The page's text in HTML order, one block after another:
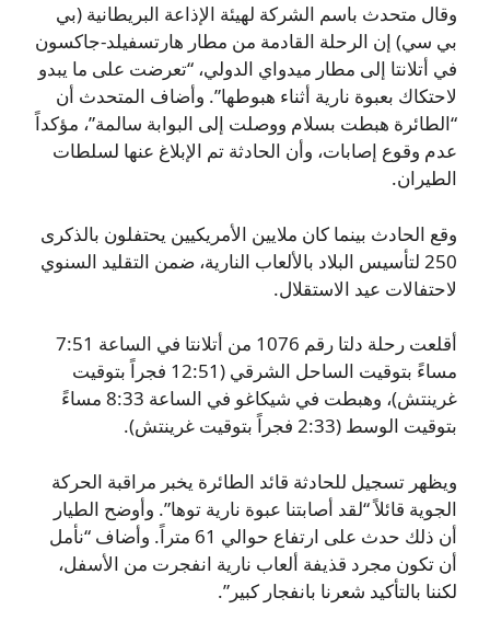
وقال متحدث باسم الشركة لهيئة الإذاعة البريطانية (بي
بي سي) إن الرحلة القادمة من مطار هارتسفيلد-جاكسون
في أتلانتا إلى مطار ميدواي الدولي، “تعرضت على ما يبدو
لاحتكاك بعبوة نارية أثناء هبوطها”. وأضاف المتحدث أن
“الطائرة هبطت بسلام ووصلت إلى البوابة سالمة”، مؤكداً
عدم وقوع إصابات، وأن الحادثة تم الإبلاغ عنها لسلطات
الطيران.
وقع الحادث بينما كان ملايين الأمريكيين يحتفلون بالذكرى
250 لتأسيس البلاد بالألعاب النارية، ضمن التقليد السنوي
لاحتفالات عيد الاستقلال.
أقلعت رحلة دلتا رقم 1076 من أتلانتا في الساعة 7:51
مساءً بتوقيت الساحل الشرقي (12:51 فجراً بتوقيت
غرينتش)، وهبطت في شيكاغو في الساعة 8:33 مساءً
بتوقيت الوسط (2:33 فجراً بتوقيت غرينتش).
ويظهر تسجيل للحادثة قائد الطائرة يخبر مراقبة الحركة
الجوية قائلاً “لقد أصابتنا عبوة نارية توها”. وأوضح الطيار
أن ذلك حدث على ارتفاع حوالي 61 متراً. وأضاف “نأمل
أن تكون مجرد قذيفة ألعاب نارية انفجرت من الأسفل،
لكننا بالتأكيد شعرنا بانفجار كبير”.